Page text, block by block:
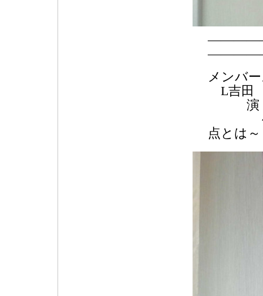
メンバ
L吉田
演 題
～長
点と